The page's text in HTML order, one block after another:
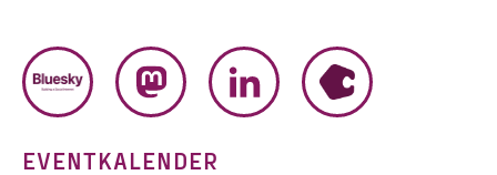
BLUESKYMASTODONLINKEDINHUMHUB
EVENTKALENDER